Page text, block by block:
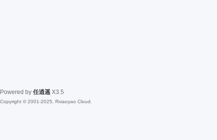
Powered by 任逍遥 X3.5
Copyright © 2001-2025, Rxiaoyao Cloud.